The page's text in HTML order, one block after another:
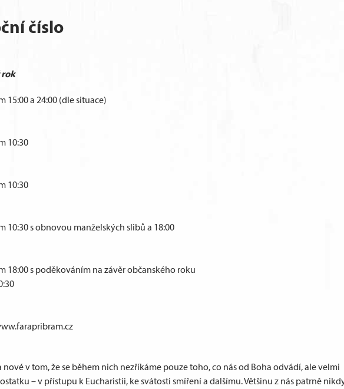
číslo
rok
15:00 a 24:00 (dle situace)
10:30
10:30
10:30 s obnovou manželských slibů a 18:00
18:00 s poděkováním na závěr občanského roku
v tom, že se během nich nezříkáme pouze toho, co nás od Boha odvádí, ale velmi
– v přístupu k Eucharistii, ke svátosti smíření a dalšímu. Většinu z nás patrně